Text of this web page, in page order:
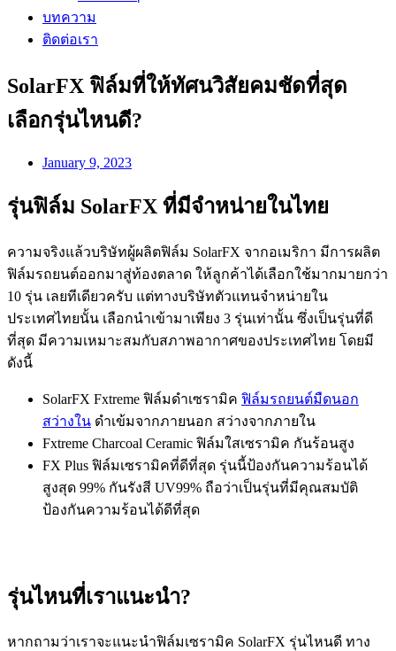
บทความ
ติดต่อเรา
SolarFX ฟิล์มที่ให้ทัศนวิสัยคมชัดที่สุด
เลือกรุ่นไหนดี?
January 9, 2023
รุ่นฟิล์ม SolarFX ที่มีจำหน่ายในไทย
ความจริงแล้วบริษัทผู้ผลิตฟิล์ม SolarFX จากอเมริกา มีการผลิต
ฟิล์มรถยนต์ออกมาสู่ท้องตลาด ให้ลูกค้าได้เลือกใช้มากมายกว่า
10 รุ่น เลยทีเดียวครับ แต่ทางบริษัทตัวแทนจำหน่ายใน
ประเทศไทยนั้น เลือกนำเข้ามาเพียง 3 รุ่นเท่านั้น ซึ่งเป็นรุ่นที่ดี
ที่สุด มีความเหมาะสมกับสภาพอากาศของประเทศไทย โดยมี
ดังนี้
SolarFX Fxtreme ฟิล์มดำเซรามิค ฟิล์มรถยนต์มืดนอก
สว่างใน ดำเข้มจากภายนอก สว่างจากภายใน
Fxtreme Charcoal Ceramic ฟิล์มใสเซรามิค กันร้อนสูง
FX Plus ฟิล์มเซรามิคที่ดีที่สุด รุ่นนี้ป้องกันความร้อนได้
สูงสุด 99% กันรังสี UV99% ถือว่าเป็นรุ่นที่มีคุณสมบัติ
ป้องกันความร้อนได้ดีที่สุด
รุ่นไหนที่เราแนะนำ?
หากถามว่าเราจะแนะนำฟิล์มเซรามิค SolarFX รุ่นไหนดี ทาง